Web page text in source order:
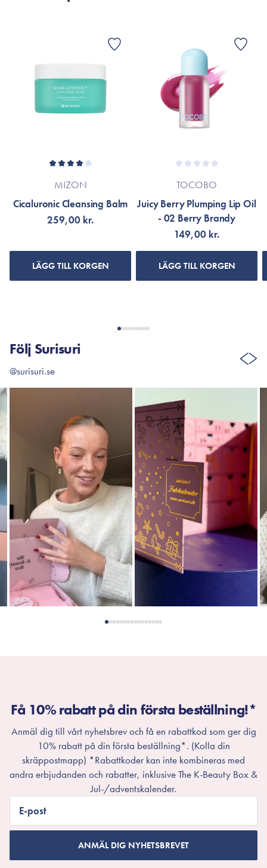
MIZON
Cicaluronic Cleansing Balm
259,00 kr.
LÄGG TILL KORGEN
TOCOBO
Juicy Berry Plumping Lip Oil
- 02 Berry Brandy
149,00 kr.
LÄGG TILL KORGEN
Följ Surisuri
@surisuri.se
Få 10% rabatt på din första beställning!*
Anmäl dig till vårt nyhetsbrev och få en rabattkod som ger dig
10% rabatt på din första beställning*. (Kolla din
skräppostmapp) *Rabattkoder kan inte kombineras med
andra erbjudanden och rabatter, inklusive The K-Beauty Box &
Jul-/adventskalender.
E-post
ANMÄL DIG NYHETSBREVET